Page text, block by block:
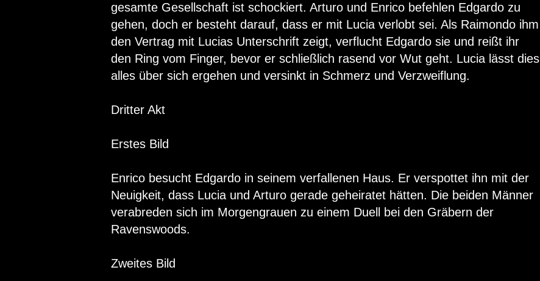
gesamte Gesellschaft ist schockiert. Arturo und Enrico befehlen Edgardo zu
gehen, doch er besteht darauf, dass er mit Lucia verlobt sei. Als Raimondo ihm
den Vertrag mit Lucias Unterschrift zeigt, verflucht Edgardo sie und reißt ihr
den Ring vom Finger, bevor er schließlich rasend vor Wut geht. Lucia lässt dies
alles über sich ergehen und versinkt in Schmerz und Verzweiflung.
Dritter Akt
Erstes Bild
Enrico besucht Edgardo in seinem verfallenen Haus. Er verspottet ihn mit der
Neuigkeit, dass Lucia und Arturo gerade geheiratet hätten. Die beiden Männer
verabreden sich im Morgengrauen zu einem Duell bei den Gräbern der
Ravenswoods.
Zweites Bild